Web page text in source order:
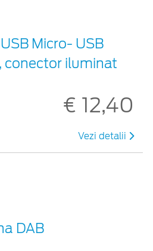
Micro- USB
conector iluminat
€ 12,40
Vezi detalii
DAB